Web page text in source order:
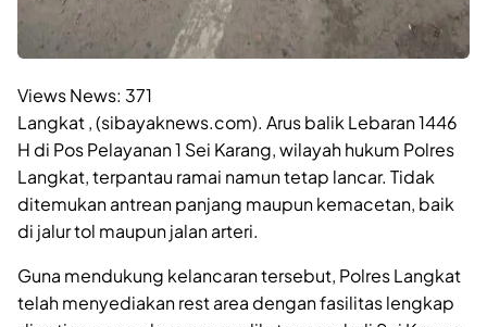
Views News: 371
Langkat , (sibayaknews.com). Arus balik Lebaran 1446
H di Pos Pelayanan 1 Sei Karang, wilayah hukum Polres
Langkat, terpantau ramai namun tetap lancar. Tidak
ditemukan antrean panjang maupun kemacetan, baik
di jalur tol maupun jalan arteri.
Guna mendukung kelancaran tersebut, Polres Langkat
telah menyediakan rest area dengan fasilitas lengkap